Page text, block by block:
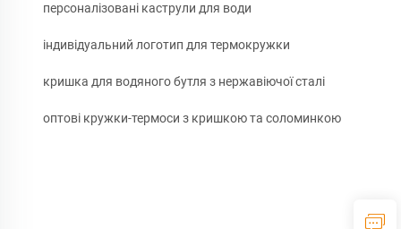
персоналізовані каструли для води
індивідуальний логотип для термокружки
кришка для водяного бутля з нержавіючої сталі
оптові кружки-термоси з кришкою та соломинкою